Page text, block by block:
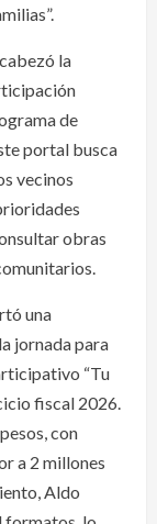
la
de
portal busca
vecinos
obras
una
jornada para
“Tu
fiscal 2026.
con
a 2 millones
Aldo